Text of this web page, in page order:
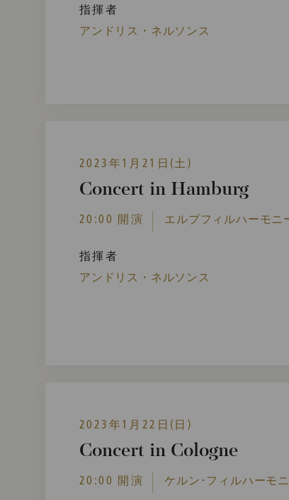
指揮者
アンドリス・ネルソンス
2023年1月21日(土)
Concert in Hamburg
20:00 開演 エルプフィルハーモニ
指揮者
アンドリス・ネルソンス
2023年1月22日(日)
Concert in Cologne
20:00 開演 ケルン･フィルハーモ